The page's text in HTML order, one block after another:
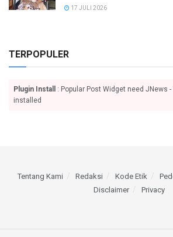
17 JULI 2026
TERPOPULER
Plugin Install
: Popular Post Widget need JNews
installed
Tentang Kami Redaksi Kode Etik
Disclaimer
Privacy